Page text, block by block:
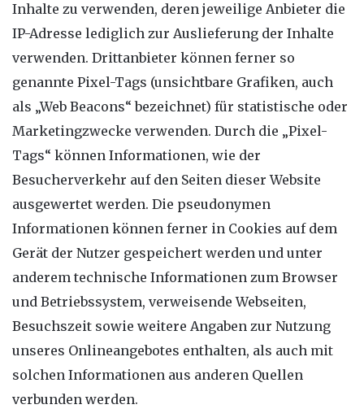
Inhalte zu verwenden, deren jeweilige Anbieter die
IP-Adresse lediglich zur Auslieferung der Inhalte
verwenden. Drittanbieter können ferner so
genannte Pixel-Tags (unsichtbare Grafiken, auch
als „Web Beacons“ bezeichnet) für statistische oder
Marketingzwecke verwenden. Durch die „Pixel-
Tags“ können Informationen, wie der
Besucherverkehr auf den Seiten dieser Website
ausgewertet werden. Die pseudonymen
Informationen können ferner in Cookies auf dem
Gerät der Nutzer gespeichert werden und unter
anderem technische Informationen zum Browser
und Betriebssystem, verweisende Webseiten,
Besuchszeit sowie weitere Angaben zur Nutzung
unseres Onlineangebotes enthalten, als auch mit
solchen Informationen aus anderen Quellen
verbunden werden.